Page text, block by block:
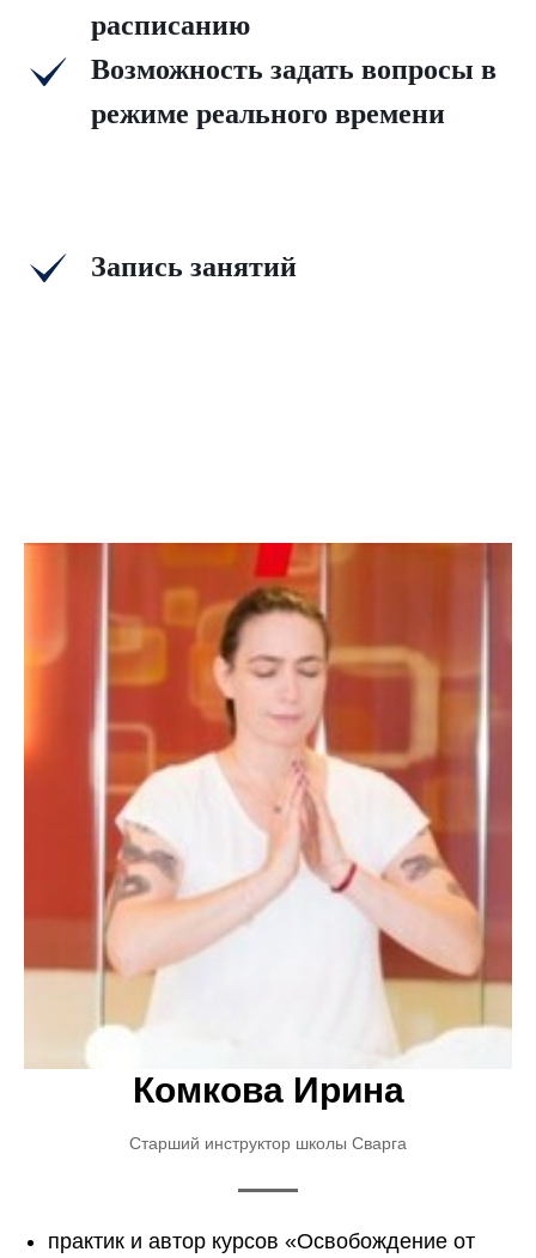
расписанию
Возможность задать вопросы в
режиме реального времени
Запись занятий
Комкова Ирина
Старший инструктор школы Сварга
практик и автор курсов «Освобождение от